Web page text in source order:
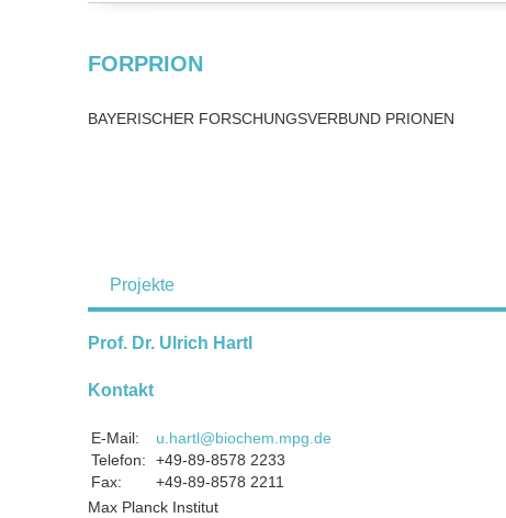
FORPRION
BAYERISCHER FORSCHUNGSVERBUND PRIONEN
Projekte
Prof. Dr. Ulrich Hartl
Kontakt
E-Mail:
u.hartl@biochem.mpg.de
Telefon:
+49-89-8578 2233
Fax:
+49-89-8578 2211
Max Planck Institut